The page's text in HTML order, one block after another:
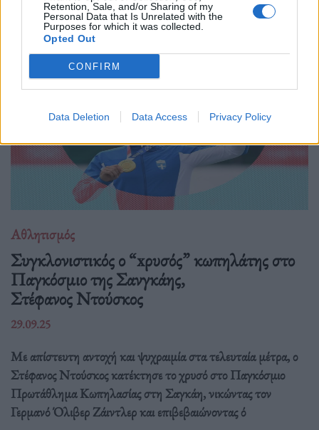
Retention, Sale, and/or Sharing of my
Personal Data that Is Unrelated with the
Purposes for which it was collected.
Opted Out
CONFIRM
Data Deletion Data Access Privacy Policy
Αθλητισμός
Συγκλονιστικός ο “xρυσός” κωπηλάτης στο
Παγκόσμιο της Σανγκάης,
Στέφανος Ντούσκος
29.09.25
Με απίστευτη αντοχή και ψυχραιμία στα τελευταία μέτρα, ο
Στέφανος Ντούσκος κατέκτησε το χρυσό στο Παγκόσμιο
Πρωτάθλημα Κωπηλασίας στη Σαγκάη, νικώντας τον
Γερμανό Όλιβερ Ζάιντλερ και επιβεβαιώνοντας ό